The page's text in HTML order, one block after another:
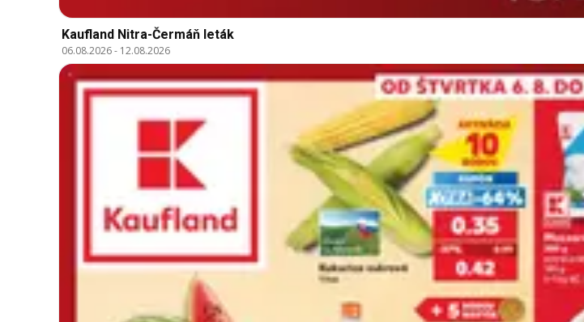
Kaufland Nitra-Čermáň leták
06.08.2026- 12.08.2026